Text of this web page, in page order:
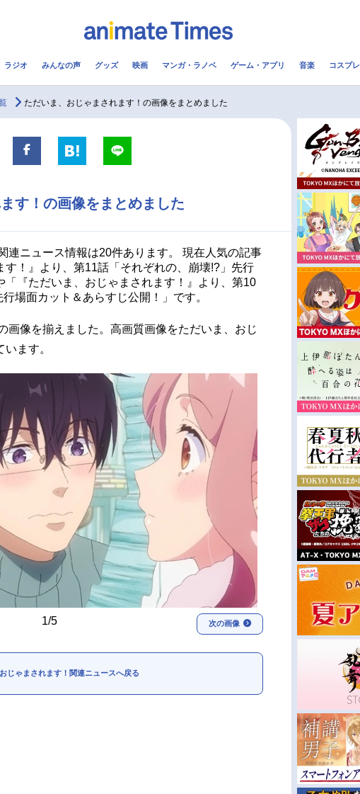
配信・Vtuber
実写化映画一覧
男性声優/女性声優一覧
今期アニメ曜日別一覧
夏アニメ
FOLLOW US
ラジオ みんなの声 グッズ 映画 マンガ・ラノベ ゲーム・アプリ 音楽 コスプレ
ただいま、おじゃまされます！の画像をまとめました
す！の画像をまとめました
連ニュース情報は20件あります。 現在人気の記事
！』より、第11話「それぞれの、崩壊!?」先行
『ただいま、おじゃまされます！』より、第10
場面カット＆あらすじ公開！」です。
画像を揃えました。高画質画像をただいま、おじ
ます。
1/5 次の画像
じゃまされます！関連ニュースへ戻る